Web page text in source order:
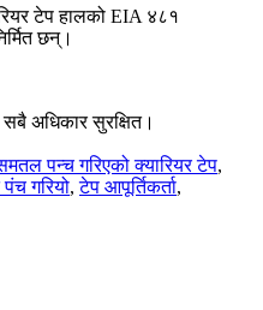
टेप हालको EIA ४८१
छन्।
अधिकार सुरक्षित।
पन्च गरिएको क्यारियर टेप,
गरियो,टेप आपूर्तिकर्ता,